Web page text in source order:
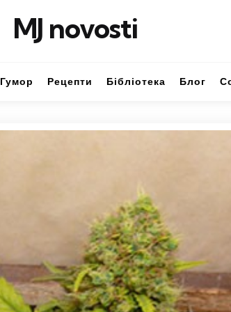
MJ novosti
Гумор Рецепти Бібліотека Блог